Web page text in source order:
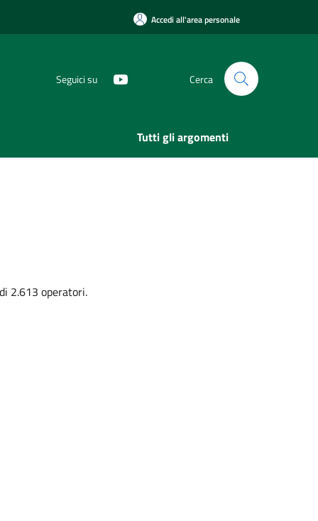
Accedi all'area personale
Seguici su Cerca
Tutti gli argomenti
2.613 operatori.